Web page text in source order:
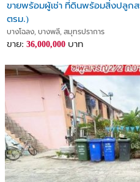
ขายพร้อมผู้เช่า ที่ดินพร้อมสิ่งปลูกส
ตรม.)
บางโฉลง, บางพลี, สมุทรปราการ
ขาย: 36,000,000 บาท